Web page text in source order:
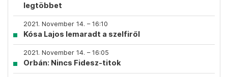
legtöbbet
2021. November 14. – 16:10
Kósa Lajos lemaradt a szelfiről
2021. November 14. – 16:05
Orbán: Nincs Fidesz-titok